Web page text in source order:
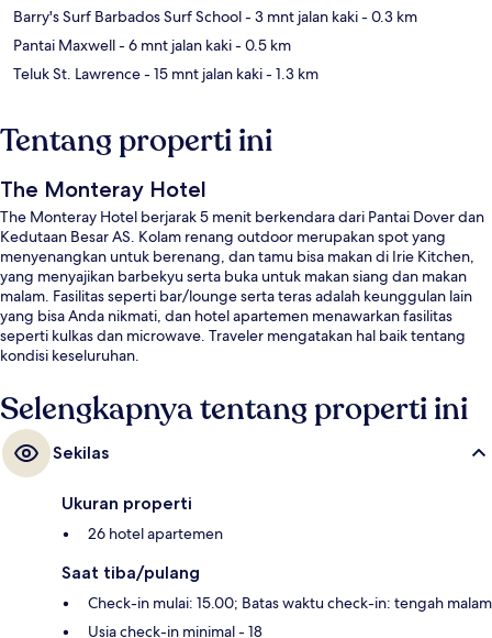
Barry's Surf Barbados Surf School- 3 mnt jalan kaki- 0.3 km
Pantai Maxwell- 6 mnt jalan kaki- 0.5 km
Teluk St. Lawrence- 15 mnt jalan kaki- 1.3 km
Tentang properti ini
The Monteray Hotel
The Monteray Hotel berjarak 5 menit berkendara dari Pantai Dover dan
Kedutaan Besar AS. Kolam renang outdoor merupakan spot yang
menyenangkan untuk berenang, dan tamu bisa makan di Irie Kitchen,
yang menyajikan barbekyu serta buka untuk makan siang dan makan
malam. Fasilitas seperti bar/lounge serta teras adalah keunggulan lain
yang bisa Anda nikmati, dan hotel apartemen menawarkan fasilitas
seperti kulkas dan microwave. Traveler mengatakan hal baik tentang
kondisi keseluruhan.
Selengkapnya tentang properti ini
Sekilas
Ukuran properti
26 hotel apartemen
Saat tiba/pulang
Check-in mulai: 15.00; Batas waktu check-in: tengah malam
Usia check-in minimal - 18